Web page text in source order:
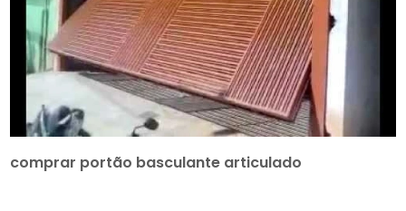
comprar portão basculante articulado